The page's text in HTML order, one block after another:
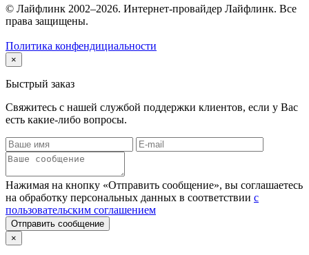
© Лайфлинк 2002–2026. Интернет-провайдер Лайфлинк. Все
права защищены.
Политика конфендициальности
×
Быстрый заказ
Свяжитесь с нашей службой поддержки клиентов, если у Вас
есть какие-либо вопросы.
Нажимая на кнопку «Отправить сообщение», вы соглашаетесь
на обработку персональных данных в соответствии с
пользовательским соглашением
Отправить сообщение
×